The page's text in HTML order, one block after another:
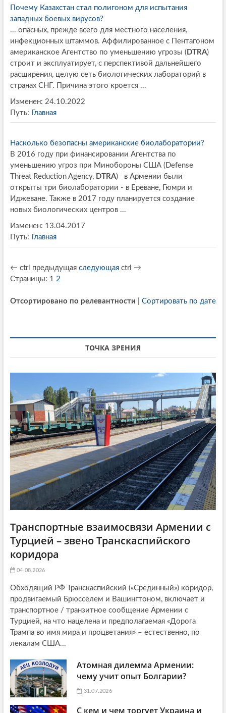
Почему Казахстан стал полигоном для испытания
западных боевых вирусов?
... опасных, прежде всего для местного населения,
инфекционных штаммов. Аффилированное с Пентагоном
американское Агентство по уменьшению угрозы (DTRA)
строит и эксплуатирует, с перспективой дальнейшего
расширения, целую сеть биологических лабораторий в
странах СНГ. Причина этого кроется ...
Изменен: 24.10.2022
Путь: Главная
Насколько безопасны американские биолаборатории?
В 2016 году при финансировании Агентства по
уменьшению угроз при Минобороны США (Defense
Threat Reduction Agency, DTRA) в Армении были
открыты три биолаборатории - в Ереване, Гюмри и
Иджеване. Также в 2017 году планируется создание
новых биологических центров ...
Изменен: 13.04.2017
Путь:
Главная
← ctrl предыдущая следующая ctrl →
Страницы: 1 2
Отсортировано по релевантности Сортировать по дате
ТОЧКА ЗРЕНИЯ
Транспортные взаимосвязи Армении с
Турцией – звено Транскаспийского
коридора
04.08.2026
Обходящий РФ Транскаспийский («Срединный») коридор,
продвигаемый Брюсселем и Вашингтоном, включает и
транспортное / транзитное сообщение Армении с
Турцией, на что нацелена и предполагаемая «Дорога
Трампа во имя мира и процветания» – естественно, по
лекалам США...
Атомная дилемма Армении:
чему учит опыт Болгарии?
31.07.2026
С кем и чем торгует Украина и